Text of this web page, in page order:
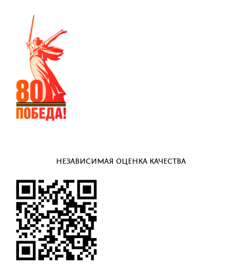
НЕЗАВИСИМАЯ ОЦЕНКА КАЧЕСТВА